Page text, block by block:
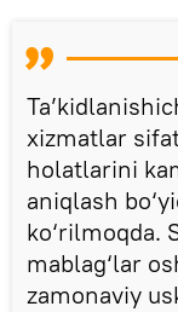
xizmatlar
holatlarini
aniqlash
ko‘rilmoqda.
mablag‘lar
zamonaviy